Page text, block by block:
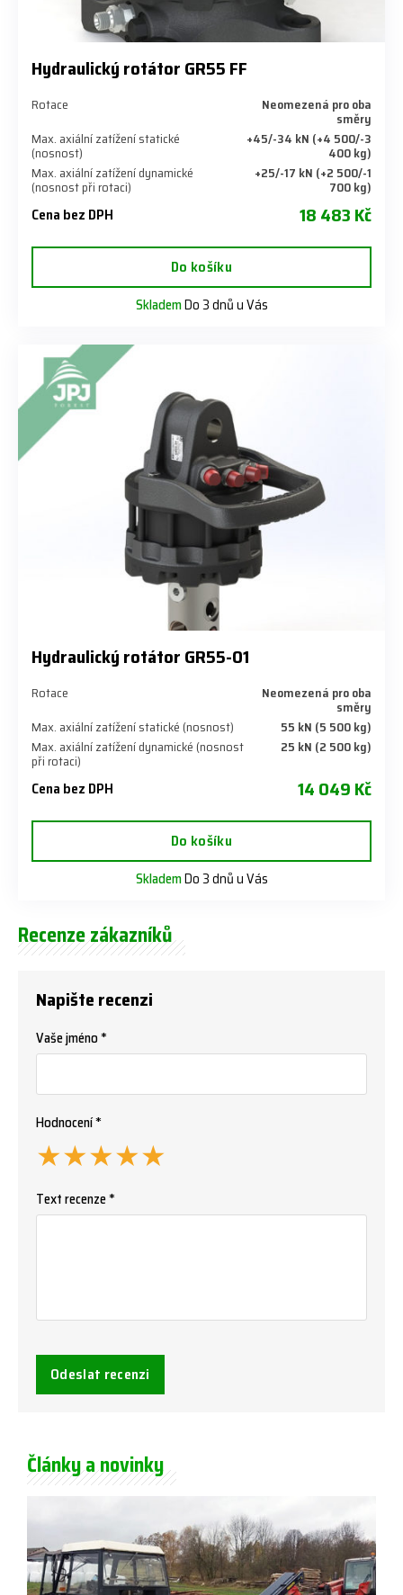
Hydraulický rotátor GR55 FF
Rotace Neomezená pro oba
směry
Max. axiální zatížení statické
(nosnost)
+45/-34 kN (+4 500/-3
400 kg)
Max. axiální zatížení dynamické
(nosnost při rotaci)
+25/-17 kN (+2 500/-1
700 kg)
Cena bez DPH 18 483 Kč
Do košíku
SklademDo 3 dnů u Vás
Hydraulický rotátor GR55-01
Rotace Neomezená pro oba
směry
Max. axiální zatížení statické (nosnost)
55 kN (5 500 kg)
Max. axiální zatížení dynamické (nosnost
při rotaci)
25 kN (2 500 kg)
Cena bez DPH 14 049 Kč
Do košíku
SklademDo 3 dnů u Vás
Recenze zákazníků
Napište recenzi
Vaše jméno *
Hodnocení *
★
★
★
★
★
Text recenze *
Odeslat recenzi
Články a novinky